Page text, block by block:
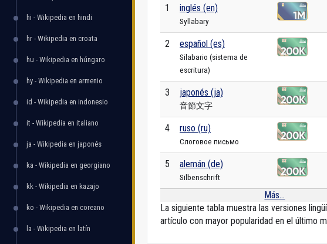
hi - Wikipedia en hindi
hr - Wikipedia en croata
hu - Wikipedia en húngaro
hy - Wikipedia en armenio
id - Wikipedia en indonesio
it - Wikipedia en italiano
ja - Wikipedia en japonés
ka - Wikipedia en georgiano
kk - Wikipedia en kazajo
ko - Wikipedia en coreano
la - Wikipedia en latín
1 inglés (en)
Syllabary
2 español (es)
Silabario (sistema de
escritura)
3 japonés (ja)
音節文字
4 ruso (ru)
Слоговое письмо
5 alemán (de)
Silbenschrift
Más...
La siguiente tabla muestra las versiones
artículo con mayor popularidad en el último